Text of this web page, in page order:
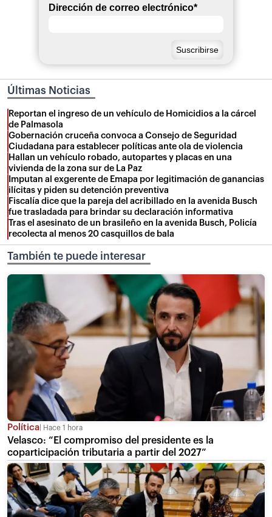
Dirección de correo electrónico*
Últimas Noticias
Reportan el ingreso de un vehículo de Homicidios a la cárcel
de Palmasola
Gobernación cruceña convoca a Consejo de Seguridad
Ciudadana para establecer políticas ante ola de violencia
Hallan un vehículo robado, autopartes y placas en una
vivienda de la zona sur de La Paz
Imputan al exgerente de Emapa por legitimación de ganancias
ilícitas y piden su detención preventiva
Fiscalía dice que la pareja del acribillado en la avenida Busch
fue trasladada para brindar su declaración informativa
Tras el asesinato de un brasileño en la avenida Busch, Policía
recolecta al menos 20 casquillos de bala
También te puede interesar
Política Hace 1 hora
Velasco: “El compromiso del presidente es la
coparticipación tributaria a partir del 2027”